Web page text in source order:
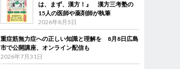
は、まず、漢方！』 漢方三考塾の
15人の医師や薬剤師が執筆
2026年8月5日
重症筋無力症への正しい知識と理解を 8月8日広島
市で公開講座、オンライン配信も
2026年7月31日